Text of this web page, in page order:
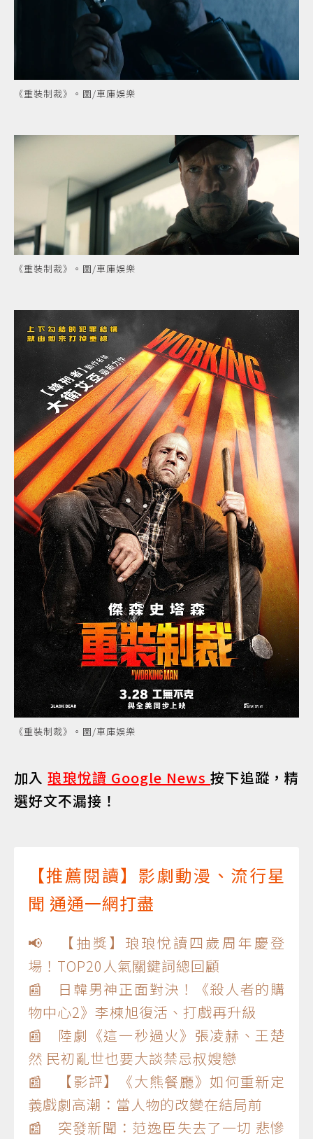
《重裝制裁》。圖/車庫娛樂
《重裝制裁》。圖/車庫娛樂
《重裝制裁》。圖/車庫娛樂
加入琅琅悅讀 Google News按下追蹤，精
選好文不漏接！
【推薦閱讀】影劇動漫、流行星
聞 通通一網打盡
📢 【抽獎】琅琅悅讀四歲周年慶登
場！TOP20人氣關鍵詞總回顧
📰 日韓男神正面對決！《殺人者的購
物中心2》李棟旭復活、打戲再升級
📰 陸劇《這一秒過火》張凌赫、王楚
然 民初亂世也要大談禁忌叔嫂戀
📰 【影評】《大熊餐廳》如何重新定
義戲劇高潮：當人物的改變在結局前
📰 突發新聞：范逸臣失去了一切 悲慘